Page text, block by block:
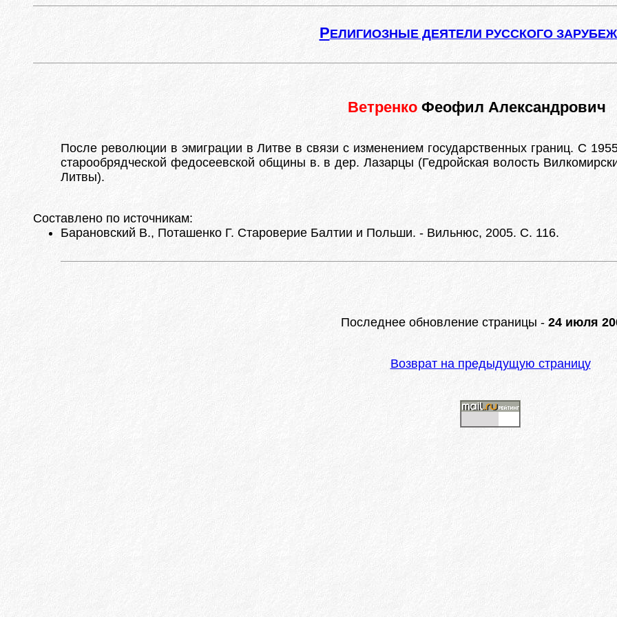
РЕЛИГИОЗНЫЕ ДЕЯТЕЛИ РУССКОГО
Ветренко Феофил Александрович
После революции в эмиграции в Литве в связи с изменением государственных границ. С
старообрядческой федосеевской общины в. в дер. Лазарцы (Гедройская волость
Литвы).
Составлено по источникам:
Барановский В., Поташенко Г. Староверие Балтии и Польши. - Вильнюс, 2005. С. 116.
Последнее обновление страницы - 24 июля
Возврат на предыдущую страницу